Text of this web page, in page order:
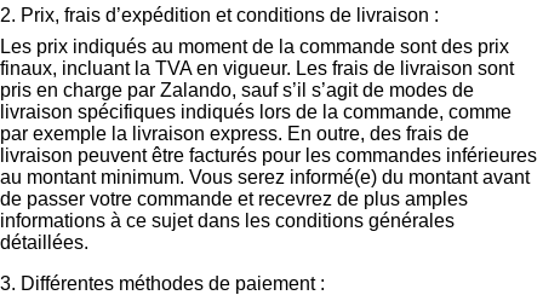
2. Prix, frais d’expédition et conditions de livraison :
Les prix indiqués au moment de la commande sont des prix
finaux, incluant la TVA en vigueur. Les frais de livraison sont
pris en charge par Zalando, sauf s’il s’agit de modes de
livraison spécifiques indiqués lors de la commande, comme
par exemple la livraison express. En outre, des frais de
livraison peuvent être facturés pour les commandes inférieures
au montant minimum. Vous serez informé(e) du montant avant
de passer votre commande et recevrez de plus amples
informations à ce sujet dans les conditions générales
détaillées.
3. Différentes méthodes de paiement :